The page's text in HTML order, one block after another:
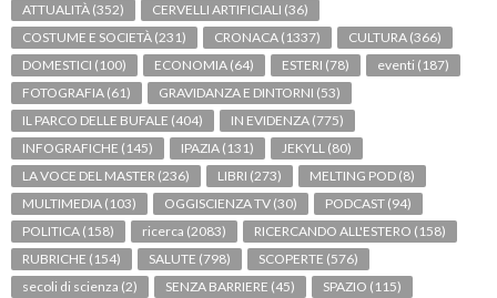
ATTUALITÀ (352) CERVELLI ARTIFICIALI (36)
COSTUME E SOCIETÀ (231) CRONACA (1337) CULTURA (366)
DOMESTICI (100) ECONOMIA (64) ESTERI (78) eventi (187)
FOTOGRAFIA (61) GRAVIDANZA E DINTORNI (53)
IL PARCO DELLE BUFALE (404) IN EVIDENZA (775)
INFOGRAFICHE (145) IPAZIA (131) JEKYLL (80)
LA VOCE DEL MASTER (236) LIBRI (273) MELTING POD (8)
MULTIMEDIA (103) OGGISCIENZA TV (30) PODCAST (94)
POLITICA (158) ricerca (2083) RICERCANDO ALL'ESTERO (158)
RUBRICHE (154) SALUTE (798) SCOPERTE (576)
secoli di scienza (2) SENZA BARRIERE (45) SPAZIO (115)